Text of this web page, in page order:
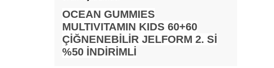
OCEAN GUMMIES
MULTIVITAMIN KIDS 60+60
ÇİĞNENEBİLİR JELFORM 2. Sİ
%50 İNDİRİMLİ